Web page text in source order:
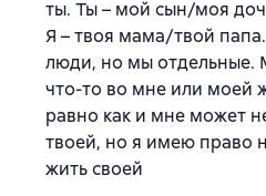
ты. Ты – мой сын/моя
Я – твоя мама/твой
люди, но мы отдельные.
что-то во мне или моей
равно как и мне может
твоей, но я имею право
жить своей